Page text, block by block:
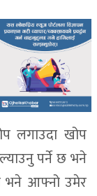
लगाउदा खोप
ल्याउनु पर्ने छ भने
भने आफ्नो उमेर